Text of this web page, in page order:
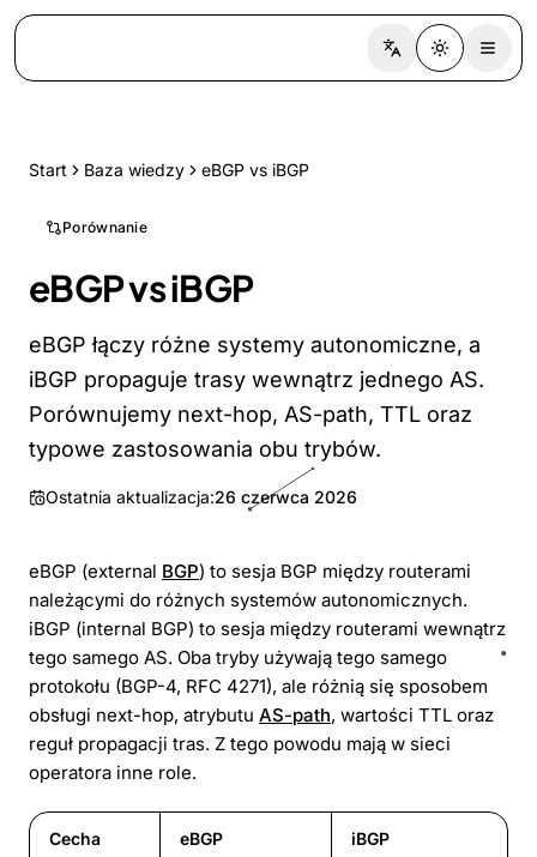
Switch language
Toggle
Start Baza wiedzy eBGP vs iBGP
Porównanie
eBGP vs iBGP
eBGP łączy różne systemy autonomiczne, a
iBGP propaguje trasy wewnątrz jednego AS.
Porównujemy next-hop, AS-path, TTL oraz
typowe zastosowania obu trybów.
Ostatnia aktualizacja:26 czerwca 2026
eBGP (external BGP) to sesja BGP między routerami
należącymi do różnych systemów autonomicznych.
iBGP (internal BGP) to sesja między routerami wewnątrz
tego samego AS. Oba tryby używają tego samego
protokołu (BGP-4, RFC 4271), ale różnią się sposobem
obsługi next-hop, atrybutu AS-path, wartości TTL oraz
reguł propagacji tras. Z tego powodu mają w sieci
operatora inne role.
Cecha eBGP iBGP